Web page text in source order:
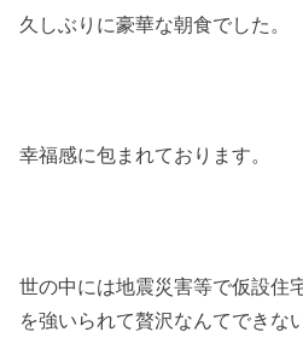
久しぶりに豪華な朝食でした。
幸福感に包まれております。
世の中には地震災害等で仮設住
を強いられて贅沢なんてできな